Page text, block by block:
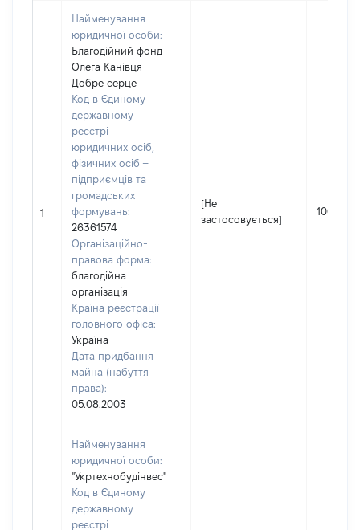
1
Найменування
юридичної особи:
Благодійний фонд
Олега Канівця
Добре серце
Код в Єдиному
державному
реєстрі
юридичних осіб,
фізичних осіб –
підприємців та
громадських
формувань:
26361574
Організаційно-
правова форма:
благодійна
організація
Країна реєстрації
головного офіса:
Україна
Дата придбання
майна (набуття
права):
05.08.2003
[Не
застосовується]
100
Найменування
юридичної особи:
"Укртехнобудінвес"
Код в Єдиному
державному
реєстрі